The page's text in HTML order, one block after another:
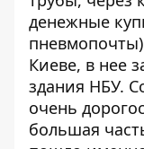
денежные
Киеве, в нее
здания НБУ.
очень
большая